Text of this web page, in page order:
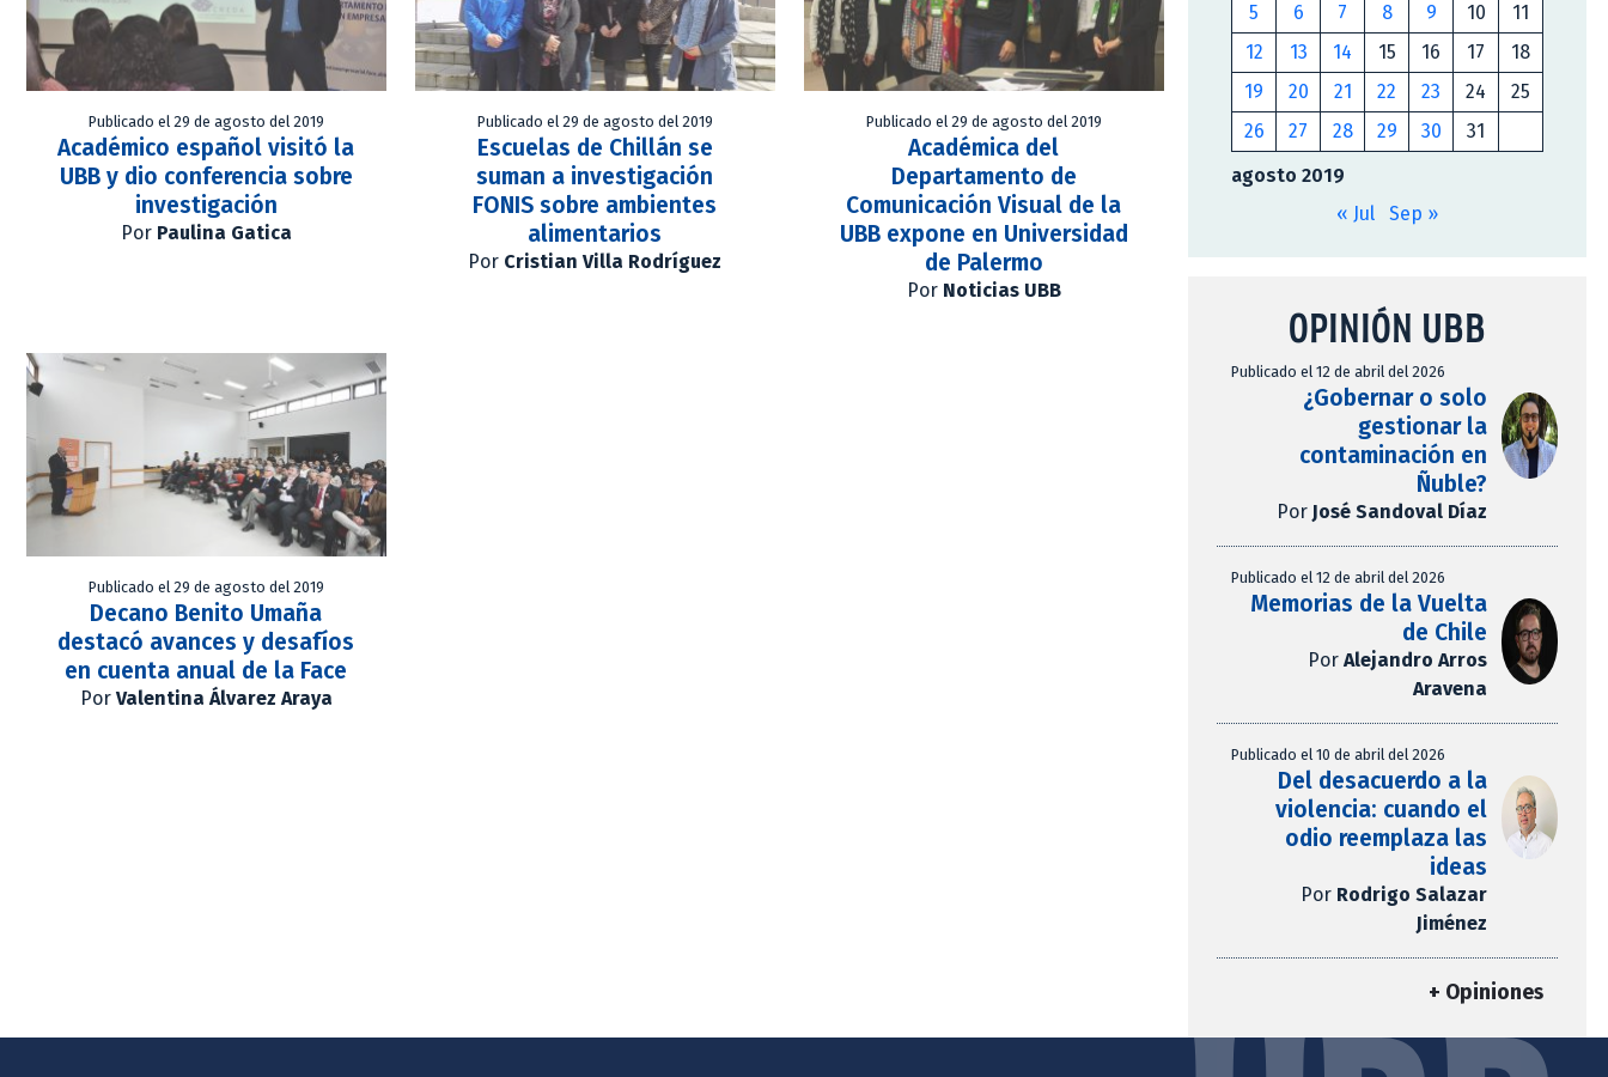
Publicado el 29 de agosto del 2019
Académico español visitó la
UBB y dio conferencia sobre
investigación
Por Paulina Gatica
Publicado el 29 de agosto del 2019
Escuelas de Chillán se
suman a investigación
FONIS sobre ambientes
alimentarios
Por Cristian Villa Rodríguez
Publicado el 29 de agosto del 2019
Académica del
Departamento de
Comunicación Visual de la
UBB expone en Universidad
de Palermo
Por Noticias UBB
Publicado el 29 de agosto del 2019
Decano Benito Umaña
destacó avances y desafíos
en cuenta anual de la Face
Por Valentina Álvarez Araya
agosto 2019
5
6 7 8 9 10
11
12
13 14 15 16 17
18
19
20 21 22 23 24
25
26
27 28 29 30 31
« Jul Sep »
OPINIÓN UBB
Publicado el 12 de abril del 2026
¿Gobernar o solo
gestionar la
contaminación en
Ñuble?
Por José Sandoval Díaz
Publicado el 12 de abril del 2026
Memorias de la Vuelta
de Chile
Por Alejandro Arros
Aravena
Publicado el 10 de abril del 2026
Del desacuerdo a la
violencia: cuando el
odio reemplaza las
ideas
Por Rodrigo Salazar
Jiménez
+ Opiniones